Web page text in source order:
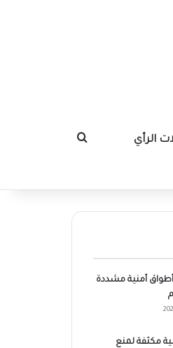
الرأي بحث عن
أطواق أمنية مشددة
مكثفة لمنع